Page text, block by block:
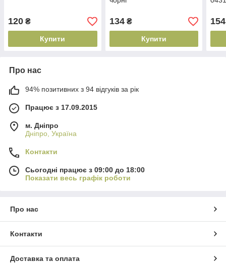
120 ₴
Купити
134₴
Купити
154
Про нас
94% позитивних з 94 відгуків за рік
Працює з 17.09.2015
м. Дніпро
Дніпро, Україна
Контакти
Сьогодні працює з 09:00 до 18:00
Показати весь графік роботи
Про нас
Контакти
Доставка та оплата